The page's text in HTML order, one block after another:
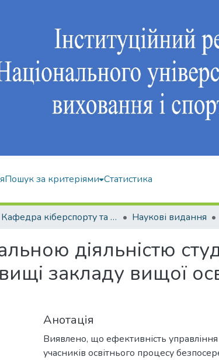
Пошук за критеріями Статистика
Кафедра кіберспорту та інформаційних технологій Наукові видання
діяльністю
закладу вищої
Анотація
Виявлено, що ефективність
учасників освітнього процесу